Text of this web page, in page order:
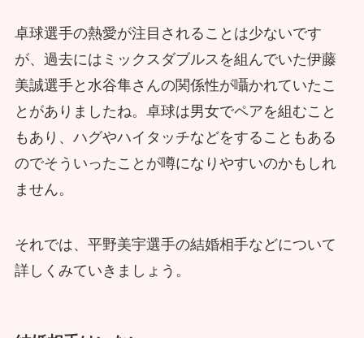
卓球選手の熱愛が注目されることは少ないです
が、過去にはミックスダブルスを組んでいた伊藤
美誠選手と水谷隼さんの関係性が囁かれていたこ
とがありましたね。卓球は男女でペアを組むこと
もあり、ハグやハイタッチなどをすることもある
のでそういったことが噂になりやすいのかもしれ
ません。
それでは、平野美宇選手の結婚相手などについて
詳しくみていきましょう。